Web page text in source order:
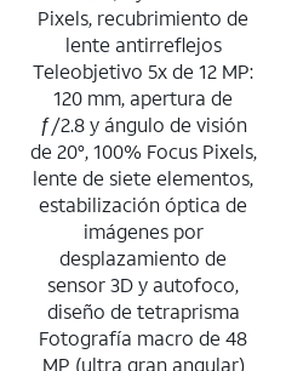
Pixels, recubrimiento de
lente antirreflejos
Teleobjetivo 5x de 12 MP:
120 mm, apertura de
ƒ/2.8 y ángulo de visión
de 20°, 100% Focus Pixels,
lente de siete elementos,
estabilización óptica de
imágenes por
desplazamiento de
sensor 3D y autofoco,
diseño de tetraprisma
Fotografía macro de 48
MP (ultra gran angular)